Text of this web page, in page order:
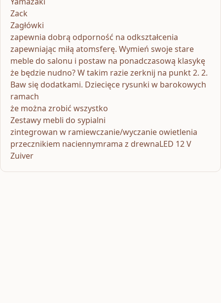
Zack
Zagłówki
zapewnia dobrą odporność na odkształcenia
zapewniając miłą atomsferę. Wymień swoje stare
meble do salonu i postaw na ponadczasową klasykę
że będzie nudno? W takim razie zerknij na punkt 2. 2.
Baw się dodatkami. Dziecięce rysunki w barokowych
ramach
że można zrobić wszystko
Zestawy mebli do sypialni
zintegrowan w ramiewczanie/wyczanie owietlenia
przecznikiem naciennymrama z drewnaLED 12 V
Zuiver